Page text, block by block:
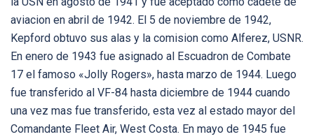
aviacion en abril de 1942. El 5 de noviembre de 1942,
Kepford obtuvo sus alas y la comision como Alferez, USNR.
En enero de 1943 fue asignado al Escuadron de Combate
17 el famoso «Jolly Rogers», hasta marzo de 1944. Luego
fue transferido al VF-84 hasta diciembre de 1944 cuando
una vez mas fue transferido, esta vez al estado mayor del
Comandante Fleet Air, West Costa. En mayo de 1945 fue